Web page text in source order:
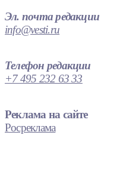
Эл. почта редакции
info@vesti.ru
Телефон редакции
+7 495 232 63 33
Реклама на сайте
Росреклама